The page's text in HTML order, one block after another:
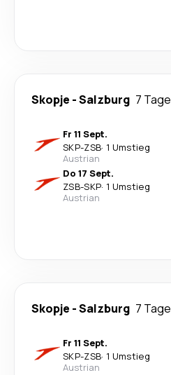
Skopje -Salzburg 7 Tage
Fr 11 Sept.
SKP-ZSB· 1 Umstieg
Austrian
Do 17 Sept.
ZSB-SKP· 1 Umstieg
Austrian
Skopje -Salzburg 7 Tage
Fr 11 Sept.
SKP-ZSB· 1 Umstieg
Austrian